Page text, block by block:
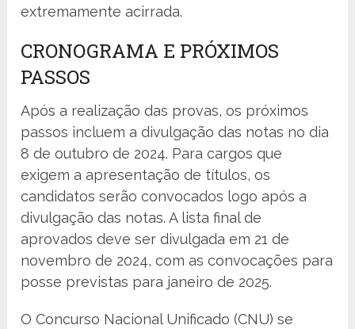
extremamente acirrada.
CRONOGRAMA E PRÓXIMOS
PASSOS
Após a realização das provas, os próximos
passos incluem a divulgação das notas no dia
8 de outubro de 2024. Para cargos que
exigem a apresentação de títulos, os
candidatos serão convocados logo após a
divulgação das notas. A lista final de
aprovados deve ser divulgada em 21 de
novembro de 2024, com as convocações para
posse previstas para janeiro de 2025.
O Concurso Nacional Unificado (CNU) se